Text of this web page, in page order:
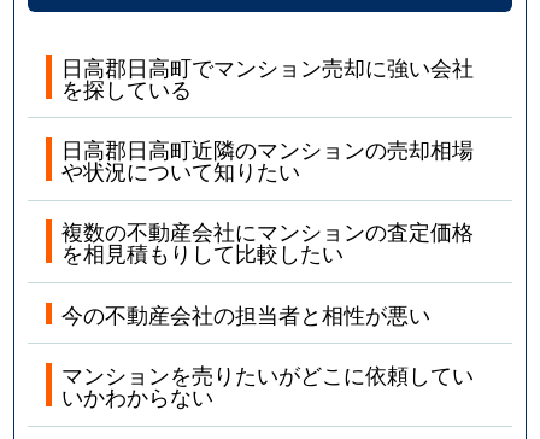
日高郡日高町でマンション売却に強い会社
を探している
日高郡日高町近隣のマンションの売却相場
や状況について知りたい
複数の不動産会社にマンションの査定価格
を相見積もりして比較したい
今の不動産会社の担当者と相性が悪い
マンションを売りたいがどこに依頼してい
いかわからない